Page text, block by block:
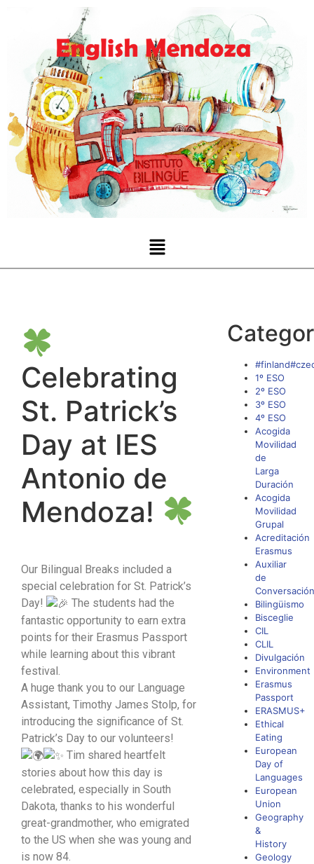
Celebrating
St. Patrick’s
Day at IES
Antonio de
Mendoza!
Our Bilingual Breaks included a
special celebration for St. Patrick’s
Day!
The students had the
fantastic opportunity to earn extra
points for their Erasmus Passport
while learning about this vibrant
festival.
A huge thank you to our Language
Assistant, Timothy James Stolp, for
introducing the significance of St.
Patrick’s Day to our volunteers!
Tim shared heartfelt
stories about how this day is
celebrated, especially in South
Dakota, thanks to his wonderful
great-grandmother, who emigrated
to the US when she was young and
is now 84.
1º ESO
2º ESO
3º ESO
4º ESO
Acogida
Movilidad
de
Larga
Duración
Acogida
Movilidad
Grupal
Acreditación
Erasmus
Auxiliar
de
Conversación
Bilingüismo
Bisceglie
CIL
CLIL
Divulgación
Environment
Erasmus
Passport
ERASMUS+
Ethical
Eating
European
Day of
Languages
European
Union
Geography
&
History
Geology